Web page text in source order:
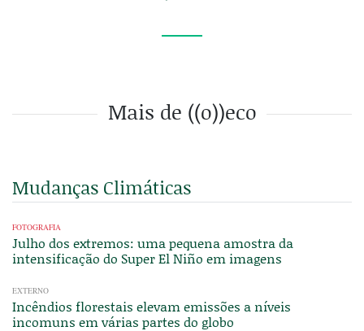
Mais de ((o))eco
Mudanças Climáticas
FOTOGRAFIA
Julho dos extremos: uma pequena amostra da
intensificação do Super El Niño em imagens
EXTERNO
Incêndios florestais elevam emissões a níveis
incomuns em várias partes do globo